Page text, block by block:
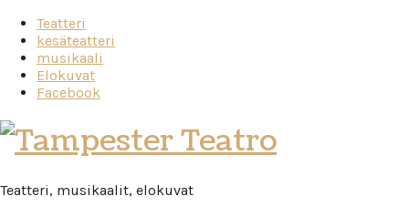
Teatteri
kesäteatteri
musikaali
Elokuvat
Facebook
Tampester
Teatro
Teatteri, musikaalit, elokuvat